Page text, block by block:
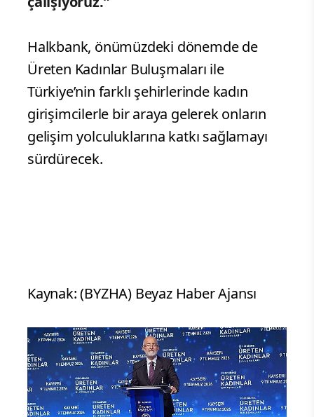
Halkbank, önümüzdeki dönemde de
Üreten Kadınlar Buluşmaları ile
Türkiye’nin farklı şehirlerinde kadın
girişimcilerle bir araya gelerek onların
gelişim yolculuklarına katkı sağlamayı
sürdürecek.
Kaynak: (BYZHA) Beyaz Haber Ajansı